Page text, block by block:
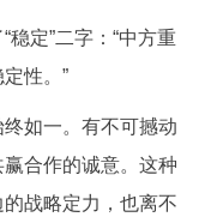
稳定”二字：“中方重
性。”
如一。有不可撼动
合作的诚意。这种
战略定力，也离不